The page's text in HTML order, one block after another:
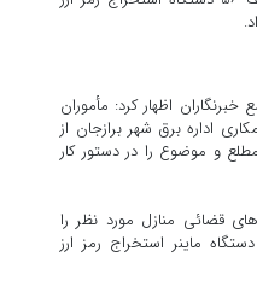
اظهار کرد: مأموران
اداره برق شهر برازجان از
و موضوع را در دستور کار
قضائی منازل مورد نظر را
مورد بازرسی قرار داده که تعداد ۵۶ دستگاه ماینر استخراج رمز ارز